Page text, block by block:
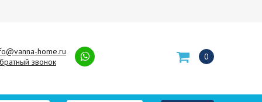
home.ru
звонок
0